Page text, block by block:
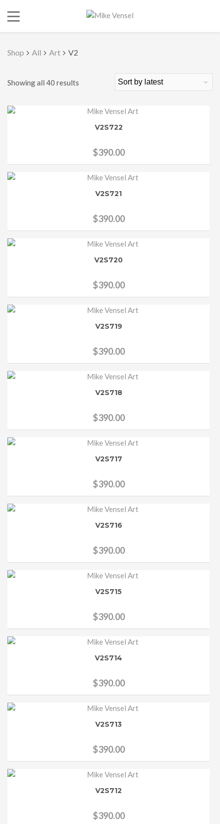
Shop All Art V2
Showing all 40 results
V2S722
$390.00
V2S721
$390.00
V2S720
$390.00
V2S719
$390.00
V2S718
$390.00
V2S717
$390.00
V2S716
$390.00
V2S715
$390.00
V2S714
$390.00
V2S713
$390.00
V2S712
$390.00